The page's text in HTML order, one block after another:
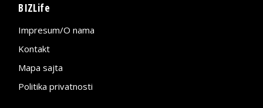
BIZLife
Impresum/O nama
Kontakt
Mapa sajta
Politika privatnosti